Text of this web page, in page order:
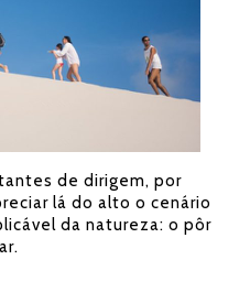
de dirigem, por
lá do alto o cenário
da natureza: o pôr